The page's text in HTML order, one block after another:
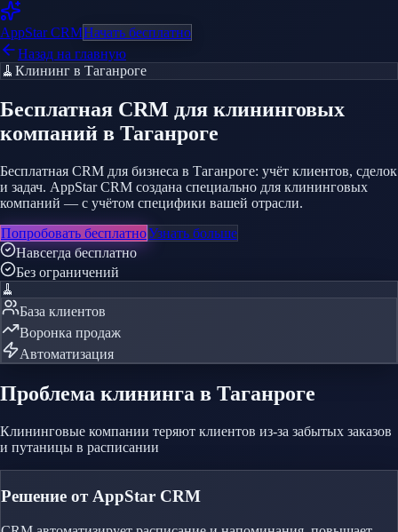
AppStarCRMНачать бесплатно
Назад на главную
🧹 Клининг в Таганроге
Бесплатная CRM для клининговых
компаний в Таганроге
Бесплатная CRM для бизнеса в Таганроге: учёт клиентов, сделок
и задач. AppStar CRM создана специально для клининговых
компаний — с учётом специфики вашей отрасли.
Попробовать бесплатноУзнать больше
Навсегда бесплатно
Без ограничений
🧹
База клиентов
Воронка продаж
Автоматизация
Проблема клининга в Таганроге
Клининговые компании теряют клиентов из-за забытых заказов
и путаницы в расписании
Решение от AppStar CRM